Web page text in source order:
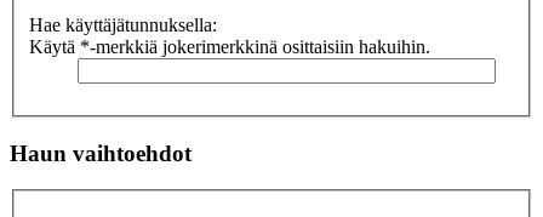
Hae käyttäjätunnuksella:
Käytä *-merkkiä jokerimerkkinä osittaisiin hakuihin.
Haun vaihtoehdot